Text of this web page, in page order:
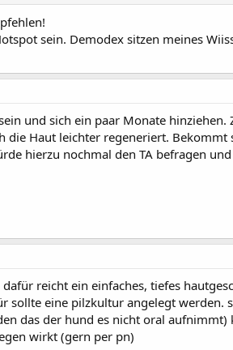
sein. Demodex sitzen meines
und sich ein paar Monate
die Haut leichter regeneriert.
hierzu nochmal den TA befragen
reicht ein einfaches, tiefes
sollte eine pilzkultur angelegt
das der hund es nicht oral
wirkt (gern per pn)